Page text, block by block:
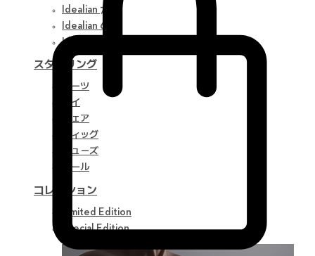
Idealian 75 M
Idealian 68 F
Idealian 51 M
スタイリング
パーツ
アイ
ウェア
ウィッグ
シューズ
ツール
コレクション
Limited Edition
Special Edition